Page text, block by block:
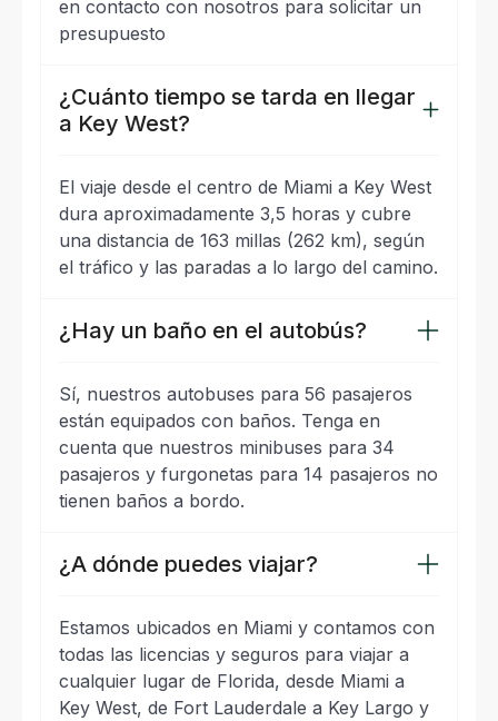
en contacto con nosotros para solicitar un
presupuesto
¿Cuánto tiempo se tarda en llegar
a Key West?
El viaje desde el centro de Miami a Key West
dura aproximadamente 3,5 horas y cubre
una distancia de 163 millas (262 km), según
el tráfico y las paradas a lo largo del camino.
¿Hay un baño en el autobús?
Sí, nuestros autobuses para 56 pasajeros
están equipados con baños. Tenga en
cuenta que nuestros minibuses para 34
pasajeros y furgonetas para 14 pasajeros no
tienen baños a bordo.
¿A dónde puedes viajar?
Estamos ubicados en Miami y contamos con
todas las licencias y seguros para viajar a
cualquier lugar de Florida, desde Miami a
Key West, de Fort Lauderdale a Key Largo y